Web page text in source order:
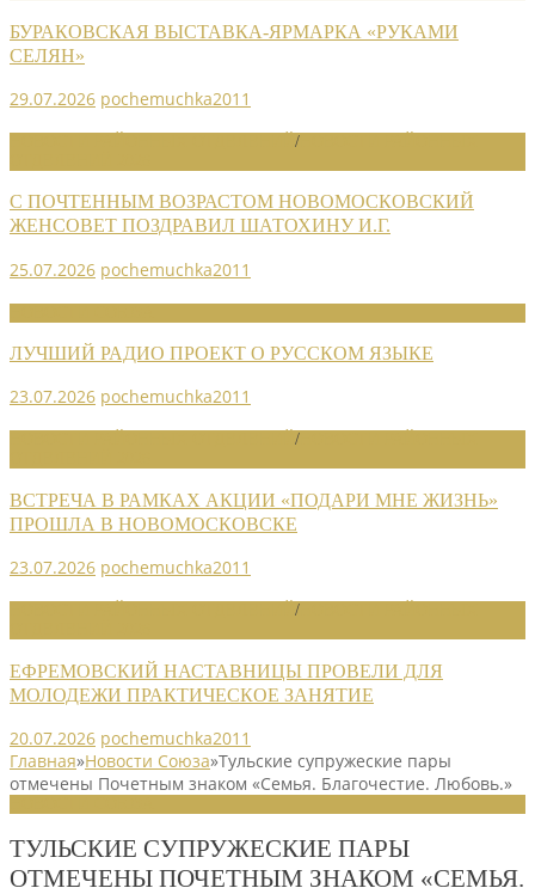
БУРАКОВСКАЯ ВЫСТАВКА-ЯРМАРКА «РУКАМИ
СЕЛЯН»
29.07.2026 pochemuchka2011
/
С ПОЧТЕННЫМ ВОЗРАСТОМ НОВОМОСКОВСКИЙ
ЖЕНСОВЕТ ПОЗДРАВИЛ ШАТОХИНУ И.Г.
25.07.2026 pochemuchka2011
ЛУЧШИЙ РАДИО ПРОЕКТ О РУССКОМ ЯЗЫКЕ
23.07.2026 pochemuchka2011
/
ВСТРЕЧА В РАМКАХ АКЦИИ «ПОДАРИ МНЕ ЖИЗНЬ»
ПРОШЛА В НОВОМОСКОВСКЕ
23.07.2026 pochemuchka2011
/
ЕФРЕМОВСКИЙ НАСТАВНИЦЫ ПРОВЕЛИ ДЛЯ
МОЛОДЕЖИ ПРАКТИЧЕСКОЕ ЗАНЯТИЕ
20.07.2026 pochemuchka2011
Главная»Новости Союза»Тульские супружеские пары
отмечены Почетным знаком «Семья. Благочестие. Любовь.»
ТУЛЬСКИЕ СУПРУЖЕСКИЕ ПАРЫ
ОТМЕЧЕНЫ ПОЧЕТНЫМ ЗНАКОМ «СЕМЬЯ.